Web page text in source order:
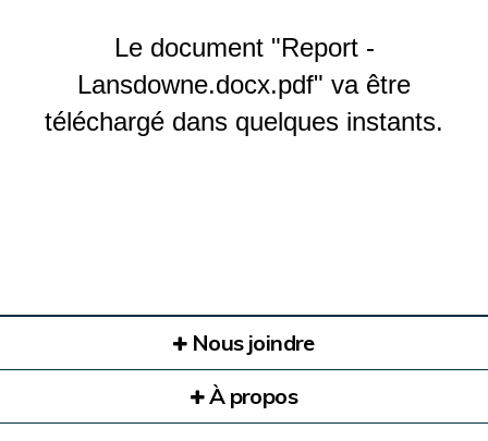
Le document "Report -
Lansdowne.docx.pdf" va être
téléchargé dans quelques instants.
Nous joindre
À propos